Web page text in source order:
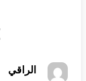
الراقي